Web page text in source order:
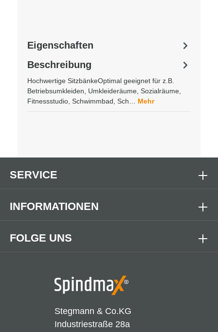
Beschreibung
Hochwertige SitzbänkeOptimal geeignet für z.B.
Betriebsumkleiden, Umkleideräume, Sozialräume,
Fitnessstudio, Schwimmbad, Sch… Mehr
Eigenschaften
Stegmann & Co.KG
Industriestraße 28a
FOLGE UNS
SERVICE
INFORMATIONEN